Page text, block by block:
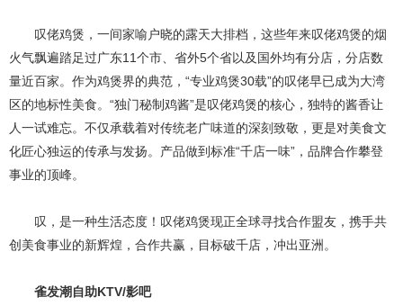
叹佬鸡煲，一间家喻户晓的露天大排档，这些年来叹佬鸡煲的烟
火气飘遍踏足过广东11个市、省外5个省以及国外均有分店，分店数
量近百家。作为鸡煲界的典范，“专业鸡煲30载”的叹佬早已成为大湾
区的地标性美食。“独门秘制鸡酱”是叹佬鸡煲的核心，独特的酱香让
人一试难忘。不仅承载着对传统老广味道的深刻致敬，更是对美食文
化匠心独运的传承与发扬。产品做到标准“千店一味”，品牌合作攀登
事业的顶峰。
叹，是一种生活态度！叹佬鸡煲现正全球寻找合作盟友，携手共
创美食事业的新辉煌，合作共赢，目标破千店，冲出亚洲。
雀发潮自助KTV/影吧